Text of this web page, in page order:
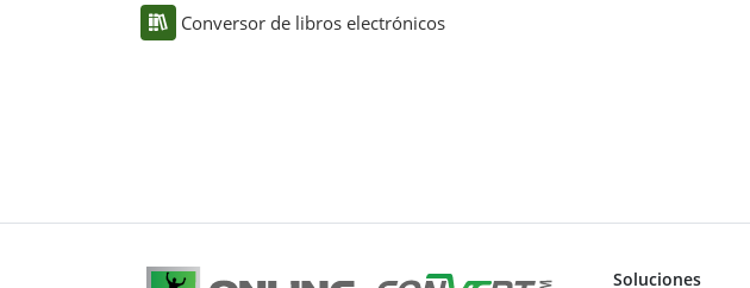
Conversor de libros electrónicos
Soluciones